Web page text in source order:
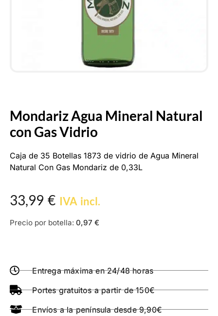
Mondariz Agua Mineral Natural
con Gas Vidrio
Caja de 35 Botellas 1873 de vidrio de Agua Mineral
Natural Con Gas Mondariz de 0,33L
33,99 € IVA incl.
Precio por botella: 0,97 €
Entrega máxima en 24/48 horas
Portes gratuitos a partir de 150€
Envíos a la península desde 9,90€